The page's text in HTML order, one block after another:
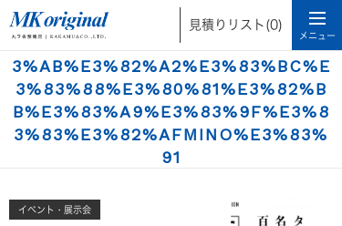
見積りリスト (0)
3%82%A4%E3%83%B3%E3%80%8
1%E3%82%BF%E3%82%A4%E3%8
3%AB%E3%82%A2%E3%83%BC%E
3%83%88%E3%80%81%E3%82%B
B%E3%83%A9%E3%83%9F%E3%8
3%83%E3%82%AFMINO%E3%83%
91
ラミックminoパーク、irise_anti
イベント・展示会